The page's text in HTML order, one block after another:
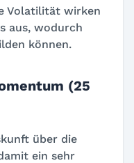
Volatilität wirken
aus, wodurch
können.
(25
über die
ein sehr